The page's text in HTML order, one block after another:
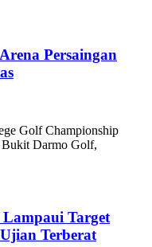
Persaingan
Golf Championship
Bukit Darmo Golf,
Lampaui Target
Terberat